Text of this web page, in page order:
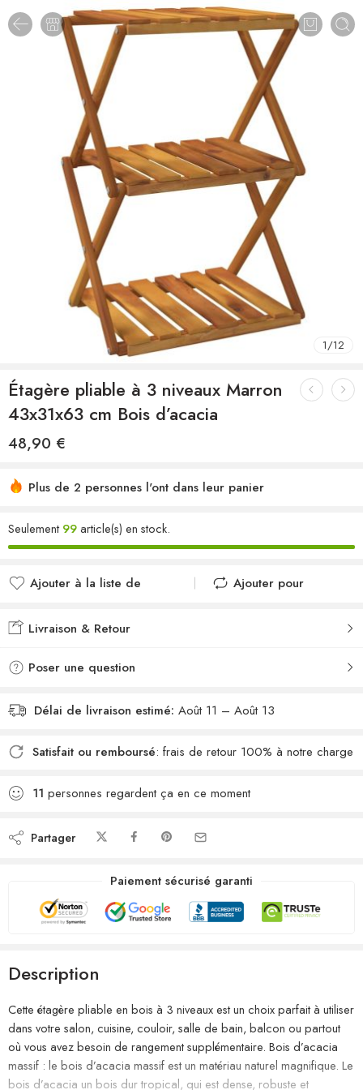
1/12
Étagère pliable à 3 niveaux Marron
43x31x63 cm Bois d’acacia
48,90 €
Plus de 2 personnes l'ont dans leur panier
Seulement 99article(s) en stock.
Ajouter à la liste de
Ajouté à la liste de
Ajouter pour
Livraison & Retour
Poser une question
Délai de livraison estimé: Août 11 – Août 13
Satisfait ou remboursé: frais de retour 100% à notre charge
11 personnes regardent ça en ce moment
Partager
Paiement sécurisé garanti
Description
Cette étagère pliable en bois à 3 niveaux est un choix parfait à utiliser
dans votre salon, cuisine, couloir, salle de bain, balcon ou partout
où vous avez besoin de rangement supplémentaire. Bois d’acacia
massif : le bois d’acacia massif est un matériau naturel magnifique. Le
bois d’acacia un bois dur tropical, qui est dense, robuste et